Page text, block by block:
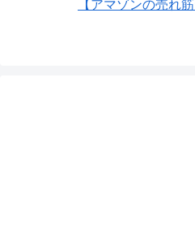
【アマゾンの売れ